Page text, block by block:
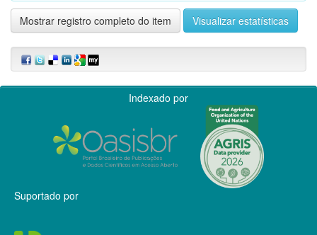
Mostrar registro completo do item Visualizar estatísticas
Indexado por
Suportado por